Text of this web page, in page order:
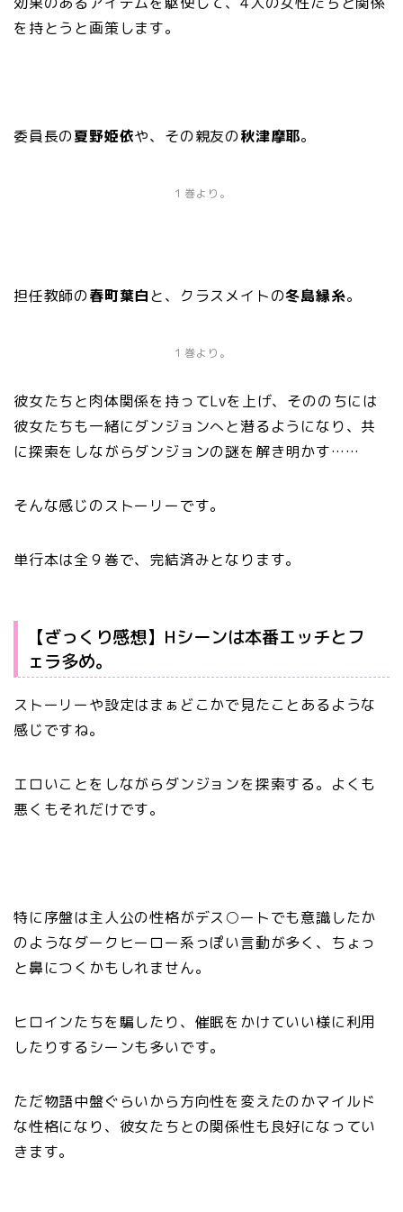
を持とうと画策します。
委員長の夏野姫依や、その親友の秋津摩耶。
１巻より。
担任教師の春町葉白と、クラスメイトの冬島縁糸。
１巻より。
彼女たちと肉体関係を持ってLvを上げ、そののちには
彼女たちも一緒にダンジョンへと潜るようになり、共
に探索をしながらダンジョンの謎を解き明かす……
そんな感じのストーリーです。
単行本は全９巻で、完結済みとなります。
【ざっくり感想】Hシーンは本番エッチとフ
ェラ多め。
ストーリーや設定はまぁどこかで見たことあるような
感じですね。
エロいことをしながらダンジョンを探索する。よくも
悪くもそれだけです。
特に序盤は主人公の性格がデス○ートでも意識したか
のようなダークヒーロー系っぽい言動が多く、ちょっ
と鼻につくかもしれません。
ヒロインたちを騙したり、催眠をかけていい様に利用
したりするシーンも多いです。
ただ物語中盤ぐらいから方向性を変えたのかマイルド
な性格になり、彼女たちとの関係性も良好になってい
きます。